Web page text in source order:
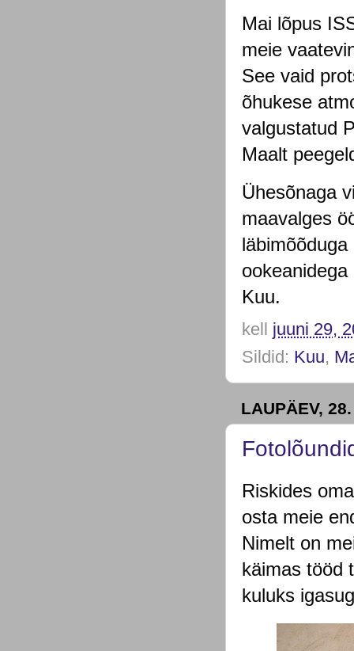
Mai lõpus
meie
See vaid
õhukese
valgustatud
Maalt
Ühesõnaga
maavalges
Kuu.
kell juuni 29,
Sildid: Kuu,
LAUPÄEV,
Riskides
osta meie
Nimelt on
käimas tööd
kuluks